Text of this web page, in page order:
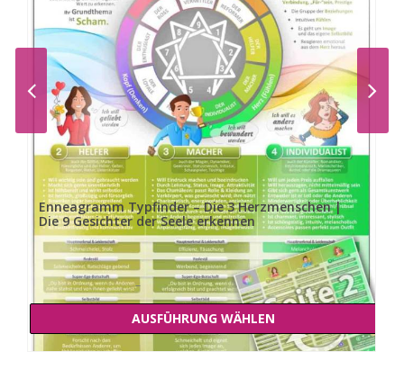
Enneagramm Typfinder – Die 3 Herzmenschen |
Die 9 Gesichter der Seele erkennen
13,00€ –15,00€
bis
–Preisspanne:
13,00 €
bis
15,00 €
AUSFÜHRUNG WÄHLEN
Dieses